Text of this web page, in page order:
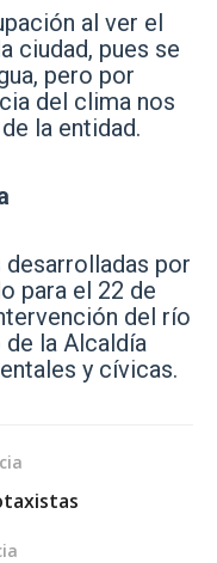
al ver el
ciudad, pues se
pero por
del clima nos
la entidad.
por
para el 22 de
del río
de la Alcaldía
y cívicas.